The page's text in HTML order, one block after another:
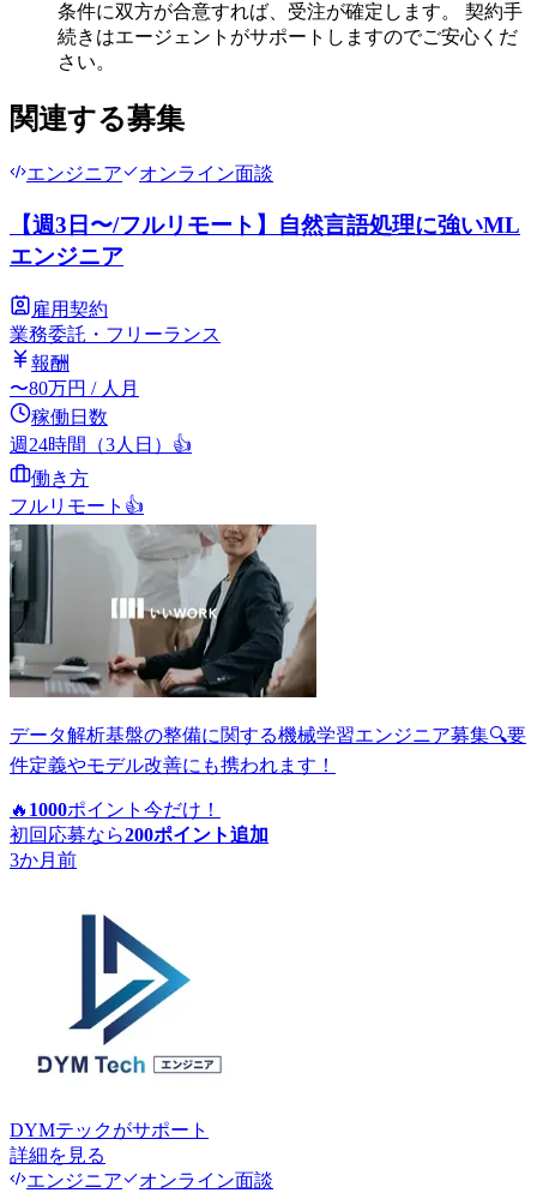
条件に双方が合意すれば、受注が確定します。 契約手
続きはエージェントがサポートしますのでご安心くだ
さい。
関連する募集
エンジニア オンライン面談
【週3日〜/フルリモート】自然言語処理に強いML
エンジニア
雇用契約
業務委託・フリーランス
報酬
〜80万円 / 人月
稼働日数
週24時間（3人日） 👍
働き方
フルリモート 👍
データ解析基盤の整備に関する機械学習エンジニア募集🔍要
件定義やモデル改善にも携われます！
🔥 1000ポイント 今だけ！
初回応募なら200ポイント追加
3か月前
DYMテックがサポート
詳細を見る
エンジニア
オンライン面談